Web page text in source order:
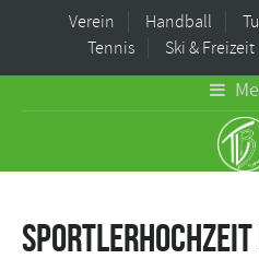
Verein Handball
Tennis
Ski & Freizeit
Sportlerhochzeit